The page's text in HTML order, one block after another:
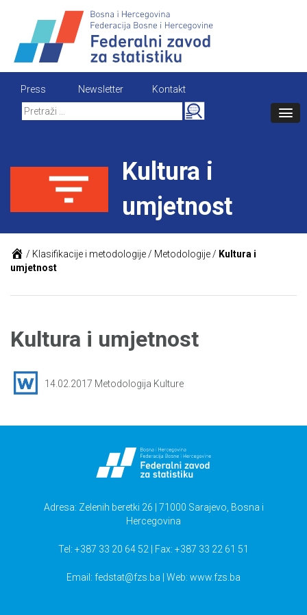
content
Press Newsletter
Kontakt
Search
for:
Kultura i
umjetnost
/ Klasifikacije i metodologije/ Metodologije/ Kultura i
umjetnost
Kultura i umjetnost
14.02.2017 Metodologija Kulture
Adresa: Zelenih beretki 26 | 71000 Sarajevo, Bosna i
Hercegovina
Tel: +387 33 20 64 52 | Fax: +387 33 22 61 51
Email: fedstat@fzs.ba | Web: www.fzs.ba